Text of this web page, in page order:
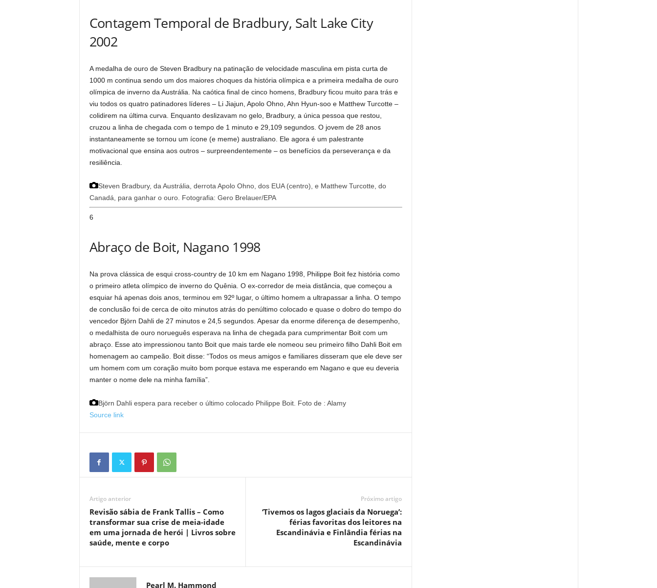
Contagem Temporal de Bradbury, Salt Lake City
2002
A medalha de ouro de Steven Bradbury na patinação de velocidade masculina em pista curta de
1000 m continua sendo um dos maiores choques da história olímpica e a primeira medalha de ouro
olímpica de inverno da Austrália. Na caótica final de cinco homens, Bradbury ficou muito para trás e
viu todos os quatro patinadores líderes – Li Jiajun, Apolo Ohno, Ahn Hyun-soo e Matthew Turcotte –
colidirem na última curva. Enquanto deslizavam no gelo, Bradbury, a única pessoa que restou,
cruzou a linha de chegada com o tempo de 1 minuto e 29,109 segundos. O jovem de 28 anos
instantaneamente se tornou um ícone (e meme) australiano. Ele agora é um palestrante
motivacional que ensina aos outros – surpreendentemente – os benefícios da perseverança e da
resiliência.
Steven Bradbury, da Austrália, derrota Apolo Ohno, dos EUA (centro), e Matthew Turcotte, do
Canadá, para ganhar o ouro. Fotografia: Gero Brelauer/EPA
6
Abraço de Boit, Nagano 1998
Na prova clássica de esqui cross-country de 10 km em Nagano 1998, Philippe Boit fez história como
o primeiro atleta olímpico de inverno do Quênia. O ex-corredor de meia distância, que começou a
esquiar há apenas dois anos, terminou em 92º lugar, o último homem a ultrapassar a linha. O tempo
de conclusão foi de cerca de oito minutos atrás do penúltimo colocado e quase o dobro do tempo do
vencedor Björn Dahli de 27 minutos e 24,5 segundos. Apesar da enorme diferença de desempenho,
o medalhista de ouro norueguês esperava na linha de chegada para cumprimentar Boit com um
abraço. Esse ato impressionou tanto Boit que mais tarde ele nomeou seu primeiro filho Dahli Boit em
homenagem ao campeão. Boit disse: “Todos os meus amigos e familiares disseram que ele deve ser
um homem com um coração muito bom porque estava me esperando em Nagano e que eu deveria
manter o nome dele na minha família”.
Björn Dahli espera para receber o último colocado Philippe Boit. Foto de : Alamy
Source link
Artigo anterior
Revisão sábia de Frank Tallis – Como
transformar sua crise de meia-idade
em uma jornada de herói | Livros sobre
saúde, mente e corpo
Próximo artigo
‘Tivemos os lagos glaciais da Noruega’:
férias favoritas dos leitores na
Escandinávia e Finlândia férias na
Escandinávia
Pearl M. Hammond